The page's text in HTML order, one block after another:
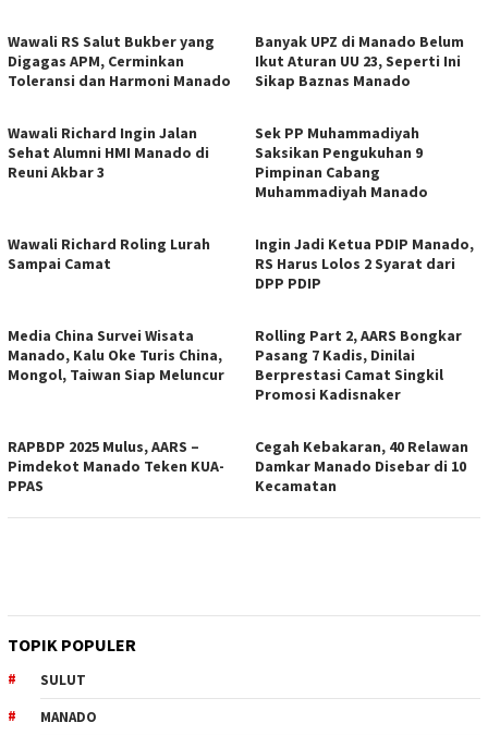
Wawali RS Salut Bukber yang
Digagas APM, Cerminkan
Toleransi dan Harmoni Manado
Banyak UPZ di Manado Belum
Ikut Aturan UU 23, Seperti Ini
Sikap Baznas Manado
Wawali Richard Ingin Jalan
Sehat Alumni HMI Manado di
Reuni Akbar 3
Sek PP Muhammadiyah
Saksikan Pengukuhan 9
Pimpinan Cabang
Muhammadiyah Manado
Wawali Richard Roling Lurah
Sampai Camat
Ingin Jadi Ketua PDIP Manado,
RS Harus Lolos 2 Syarat dari
DPP PDIP
Media China Survei Wisata
Manado, Kalu Oke Turis China,
Mongol, Taiwan Siap Meluncur
Rolling Part 2, AARS Bongkar
Pasang 7 Kadis, Dinilai
Berprestasi Camat Singkil
Promosi Kadisnaker
RAPBDP 2025 Mulus, AARS –
Pimdekot Manado Teken KUA-
PPAS
Cegah Kebakaran, 40 Relawan
Damkar Manado Disebar di 10
Kecamatan
TOPIK POPULER
SULUT
MANADO